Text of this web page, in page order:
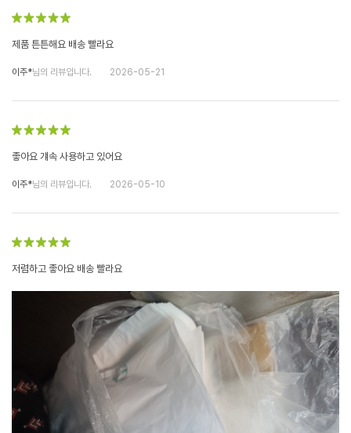
제품 튼튼해요 배송 빨라요
이주*님의 리뷰입니다. 2026-05-21
좋아요 걔속 사용하고 있어요
이주*님의 리뷰입니다. 2026-05-10
저렴하고 좋아요 배송 빨라요